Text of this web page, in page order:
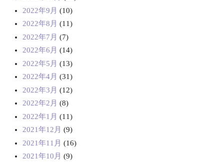
2022年9月 (10)
2022年8月 (11)
2022年7月 (7)
2022年6月 (14)
2022年5月 (13)
2022年4月 (31)
2022年3月 (12)
2022年2月 (8)
2022年1月 (11)
2021年12月 (9)
2021年11月 (16)
2021年10月 (9)